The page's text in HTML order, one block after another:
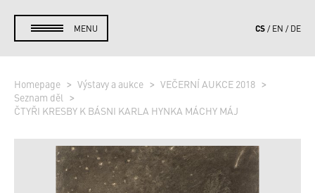
MENU CS EN DE
Homepage Výstavy a aukce
VEČERNÍ AUKCE 2018
Seznam děl
ČTYŘI KRESBY K BÁSNI KARLA HYNKA MÁCHY MÁJ